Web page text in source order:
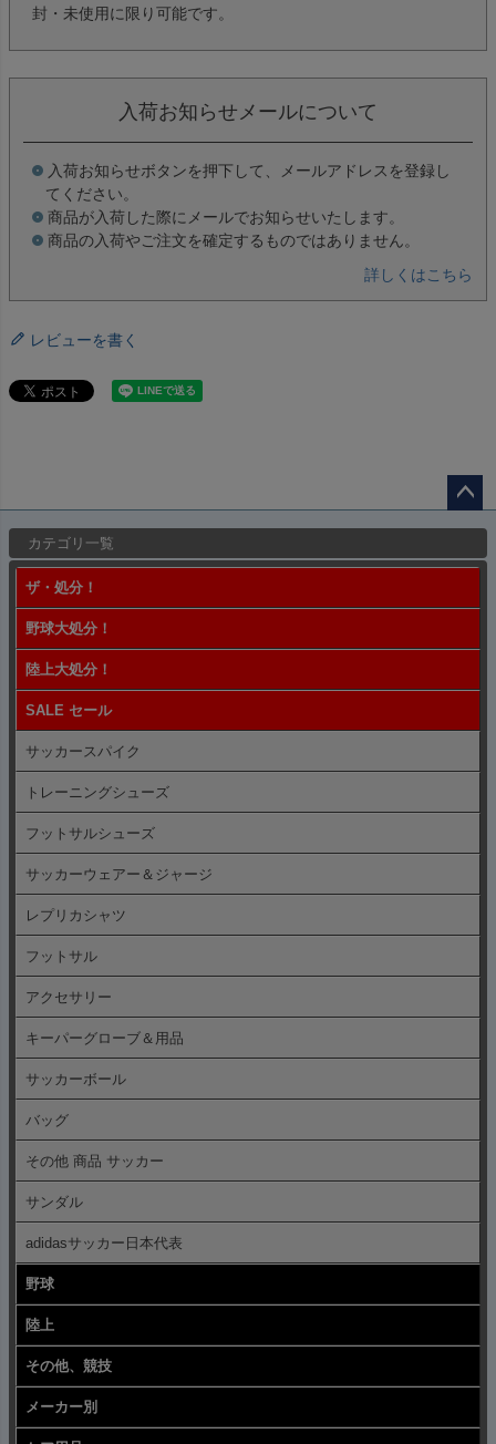
封・未使用に限り可能です。
入荷お知らせメールについて
入荷お知らせボタンを押下して、メールアドレスを登録し
てください。
商品が入荷した際にメールでお知らせいたします。
商品の入荷やご注文を確定するものではありません。
詳しくはこちら
レビューを書く
カテゴリ一覧
ザ・処分！
野球大処分！
陸上大処分！
SALE セール
サッカースパイク
トレーニングシューズ
フットサルシューズ
サッカーウェアー＆ジャージ
レプリカシャツ
フットサル
アクセサリー
キーパーグローブ＆用品
サッカーボール
バッグ
その他 商品 サッカー
サンダル
adidasサッカー日本代表
野球
陸上
その他、競技
メーカー別
ップ